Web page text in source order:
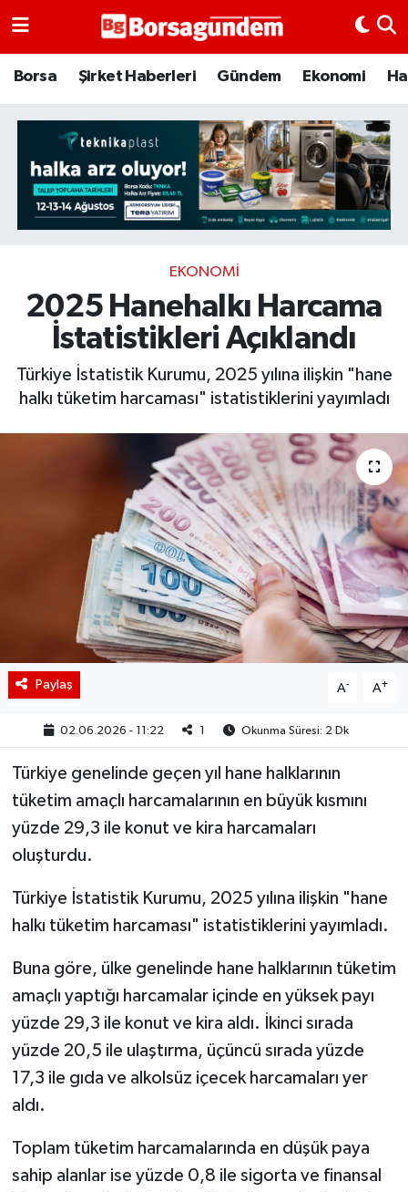
Borsa Şirket Haberleri Gündem Ekonomi
EKONOMI
2025 Hanehalkı Harcama
İstatistikleri Açıklandı
Türkiye İstatistik Kurumu, 2025 yılına ilişkin "hane
halkı tüketim harcaması" istatistiklerini yayımladı
Paylaş A- A+
02.06.2026 - 11:22 1 Okunma Süresi: 2 Dk
Türkiye genelinde geçen yıl hane halklarının
tüketim amaçlı harcamalarının en büyük kısmını
yüzde 29,3 ile konut ve kira harcamaları
oluşturdu.
Türkiye İstatistik Kurumu, 2025 yılına ilişkin "hane
halkı tüketim harcaması" istatistiklerini yayımladı.
Buna göre, ülke genelinde hane halklarının tüketim
amaçlı yaptığı harcamalar içinde en yüksek payı
yüzde 29,3 ile konut ve kira aldı. İkinci sırada
yüzde 20,5 ile ulaştırma, üçüncü sırada yüzde
17,3 ile gıda ve alkolsüz içecek harcamaları yer
aldı.
Toplam tüketim harcamalarında en düşük paya
sahip alanlar ise yüzde 0,8 ile sigorta ve finansal
Borsa
Emtia
Galeri
Bitcoin
Şirket Haberleri
Borsa Gundem
BIST 100 Isı Haritası
Coin Isı Haritası
Ekonomik Takvim
Kiripto Para Piyasası
Gizlilik Sözleşmesi
Hakkımızda
İletişim